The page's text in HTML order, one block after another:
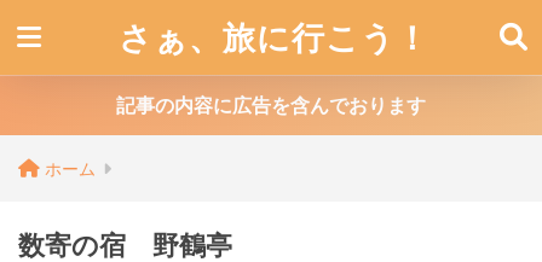
さぁ、旅に行こう！
記事の内容に広告を含んでおります
ホーム
数寄の宿 野鶴亭